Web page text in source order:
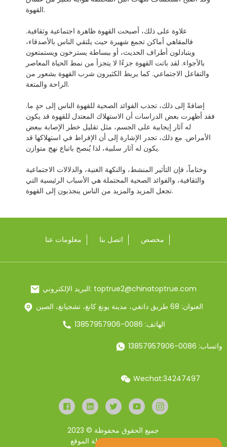
القهوة.
علاوة على ذلك، أصبحت القهوة ظاهرة اجتماعية وثقافية.
فالمقاهي أماكن تجمع شهيرة حيث يلتقي الناس بالأصدقاء،
ويتبادلون أطراف الحديث، أو ببساطة يسترخون ويستمتعون
بالأجواء. لقد باتت القهوة جزءًا لا يتجزأ من نمط الحياة المعاصر
والتفاعل الاجتماعي. كما يربط الكثيرون شرب القهوة بشعور من
الراحة والمتعة.
إضافةً إلى ذلك، تجذب الفوائد الصحية للقهوة الناس إلى حدٍ ما.
فقد أظهرت بعض الدراسات أن الاستهلاك المعتدل للقهوة قد يكون
له آثار إيجابية على الجسم، مثل تقليل خطر الإصابة ببعض
الأمراض. مع ذلك، تجدر الإشارة إلى أن الإفراط في استهلاكها قد
يكون له آثار سلبية، لذا يُنصح باتباع نهج متوازن.
وختاماً، فإن التأثير المنشط، والنكهة الغنية، والدلالات الاجتماعية
والثقافية، والفوائد الصحية المحتملة هي الأسباب الرئيسية التي
تجعل المزيد والمزيد من الناس ينجذبون إلى القهوة.
معلومات عنا اتصل بنا مخصص
البريد الإلكتروني: toptrue2@chinatoptrue.com
العنوان: 68 طريق دانغي، مدينة يونغ كانغ، تشجيانغ، الصين
الهاتف: 0086-13857957906
واتساب: 0086-13857957906
Wechat:34247497
جميع الحقوق محفوظة © 2023
خريطة الموقع Resource